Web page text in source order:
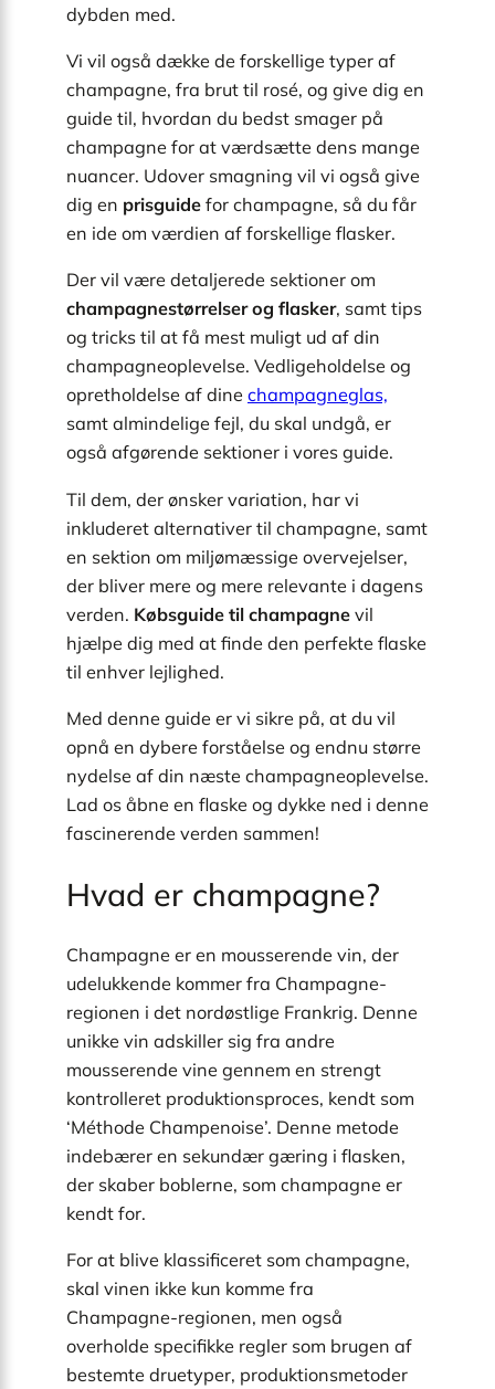
dybden med.
Vi vil også dække de forskellige typer af
champagne, fra brut til rosé, og give dig en
guide til, hvordan du bedst smager på
champagne for at værdsætte dens mange
nuancer. Udover smagning vil vi også give
dig en prisguide for champagne, så du får
en ide om værdien af forskellige flasker.
Der vil være detaljerede sektioner om
champagnestørrelser og flasker, samt tips
og tricks til at få mest muligt ud af din
champagneoplevelse. Vedligeholdelse og
opretholdelse af dine champagneglas,
samt almindelige fejl, du skal undgå, er
også afgørende sektioner i vores guide.
Til dem, der ønsker variation, har vi
inkluderet alternativer til champagne, samt
en sektion om miljømæssige overvejelser,
der bliver mere og mere relevante i dagens
verden. Købsguide til champagne vil
hjælpe dig med at finde den perfekte flaske
til enhver lejlighed.
Med denne guide er vi sikre på, at du vil
opnå en dybere forståelse og endnu større
nydelse af din næste champagneoplevelse.
Lad os åbne en flaske og dykke ned i denne
fascinerende verden sammen!
Hvad er champagne?
Champagne er en mousserende vin, der
udelukkende kommer fra Champagne-
regionen i det nordøstlige Frankrig. Denne
unikke vin adskiller sig fra andre
mousserende vine gennem en strengt
kontrolleret produktionsproces, kendt som
‘Méthode Champenoise’. Denne metode
indebærer en sekundær gæring i flasken,
der skaber boblerne, som champagne er
kendt for.
For at blive klassificeret som champagne,
skal vinen ikke kun komme fra
Champagne-regionen, men også
overholde specifikke regler som brugen af
bestemte druetyper, produktionsmetoder